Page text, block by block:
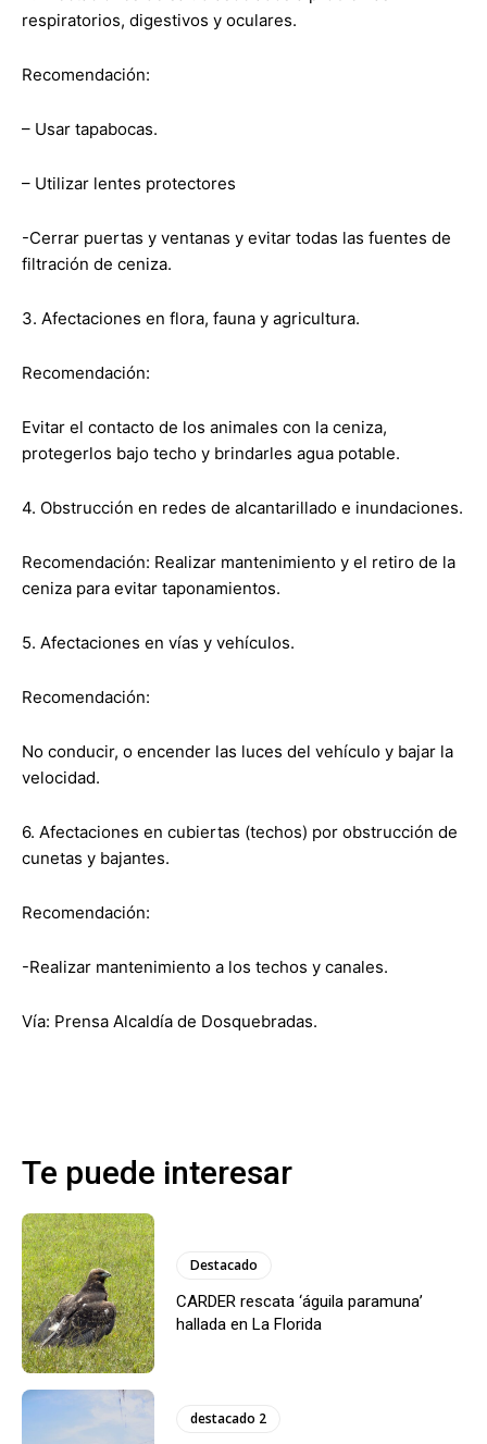
respiratorios, digestivos y oculares.
Recomendación:
– Usar tapabocas.
– Utilizar lentes protectores
-Cerrar puertas y ventanas y evitar todas las fuentes de
filtración de ceniza.
3. Afectaciones en flora, fauna y agricultura.
Recomendación:
Evitar el contacto de los animales con la ceniza,
protegerlos bajo techo y brindarles agua potable.
4. Obstrucción en redes de alcantarillado e inundaciones.
Recomendación: Realizar mantenimiento y el retiro de la
ceniza para evitar taponamientos.
5. Afectaciones en vías y vehículos.
Recomendación:
No conducir, o encender las luces del vehículo y bajar la
velocidad.
6. Afectaciones en cubiertas (techos) por obstrucción de
cunetas y bajantes.
Recomendación:
-Realizar mantenimiento a los techos y canales.
Vía: Prensa Alcaldía de Dosquebradas.
Te puede interesar
Destacado
CARDER rescata ‘águila paramuna’
hallada en La Florida
destacado 2